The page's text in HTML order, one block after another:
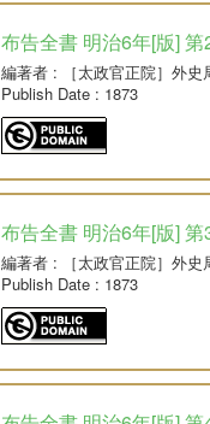
布告全書 明治6年[版] 第
編著者 : ［太政官正院］外史
Publish Date : 1873
布告全書 明治6年[版] 第
編著者 : ［太政官正院］外史
Publish Date : 1873